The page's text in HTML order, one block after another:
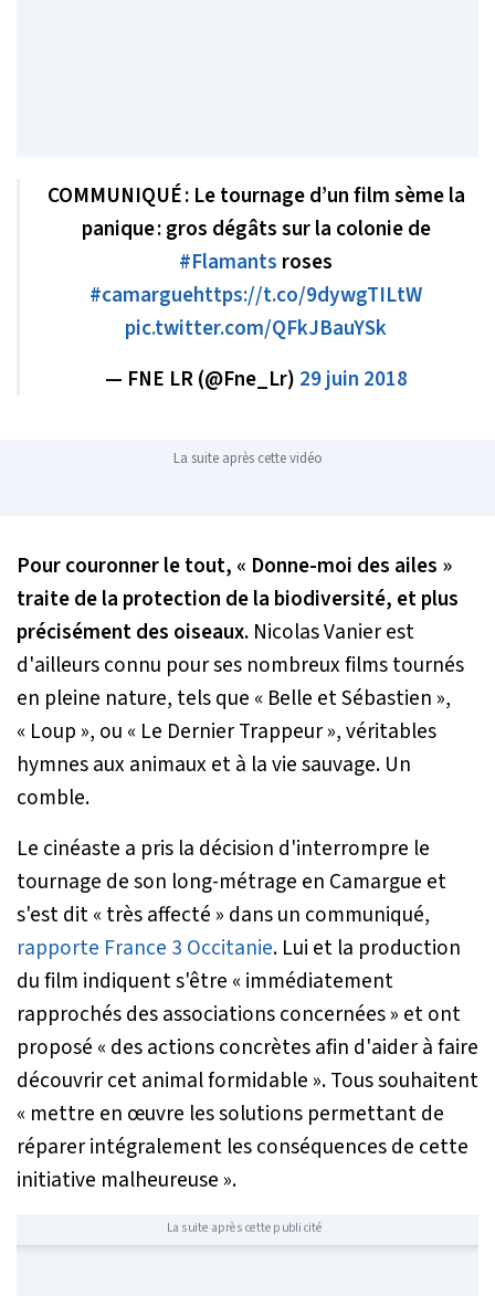
COMMUNIQUÉ : Le tournage d’un film sème la
panique : gros dégâts sur la colonie de
#Flamants roses
#camarguehttps://t.co/9dywgTILtW
pic.twitter.com/QFkJBauYSk
— FNE LR (@Fne_Lr) 29 juin 2018
La suite après cette vidéo
Pour couronner le tout, « Donne-moi des ailes »
traite de la protection de la biodiversité, et plus
précisément des oiseaux. Nicolas Vanier est
d'ailleurs connu pour ses nombreux films tournés
en pleine nature, tels que « Belle et Sébastien »,
« Loup », ou « Le Dernier Trappeur », véritables
hymnes aux animaux et à la vie sauvage. Un
comble.
Le cinéaste a pris la décision d'interrompre le
tournage de son long-métrage en Camargue et
s'est dit« très affecté » dans un communiqué,
rapporte France 3 Occitanie. Lui et la production
du film indiquent s'être « immédiatement
rapprochés des associations concernées » et ont
proposé « des actions concrètes afin d'aider à faire
découvrir cet animal formidable ».Tous souhaitent
« mettre en œuvre les solutions permettant de
réparer intégralement les conséquences de cette
initiative malheureuse ».
La suite après cette publicité